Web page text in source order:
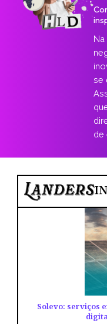
Na
se
de
Solevo: serviços